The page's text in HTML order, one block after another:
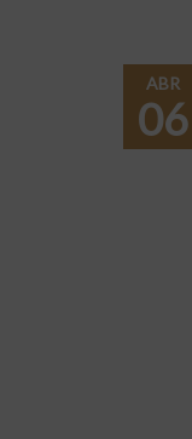
ABR
06